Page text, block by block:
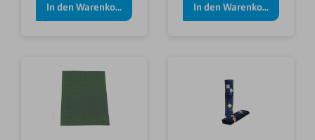
In den Warenkorb In den Warenkorb